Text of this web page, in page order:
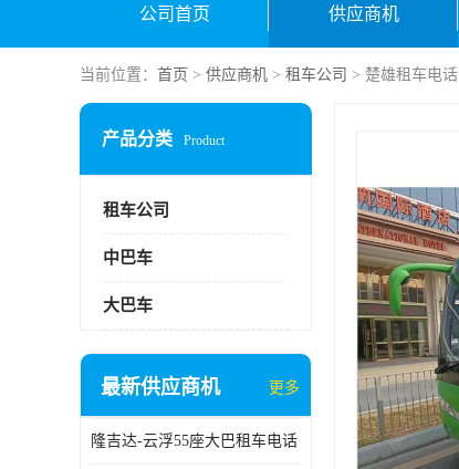
公司首页 供应商机
当前位置： 首页 > 供应商机 > 租车公司 > 楚雄租车电话
产品分类 Product
租车公司
中巴车
大巴车
最新供应商机 更多
隆吉达-云浮55座大巴租车电话